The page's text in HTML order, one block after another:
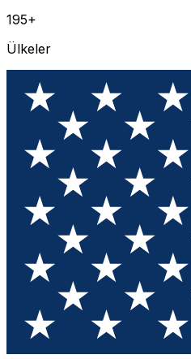
195+
Ülkeler